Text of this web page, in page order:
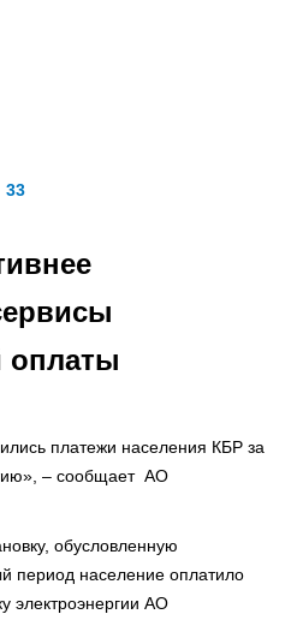
33
оплаты
платежи населения КБР за
– сообщает АО
обусловленную
период население оплатило
электроэнергии АО